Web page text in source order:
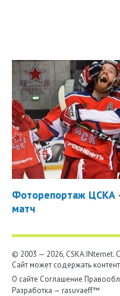
Фоторепортаж ЦСКА
матч
© 2003 — 2026, CSKA.INternet.
Сайт может содержать
О сайте Соглашение
Разработка — rasuvaeff™